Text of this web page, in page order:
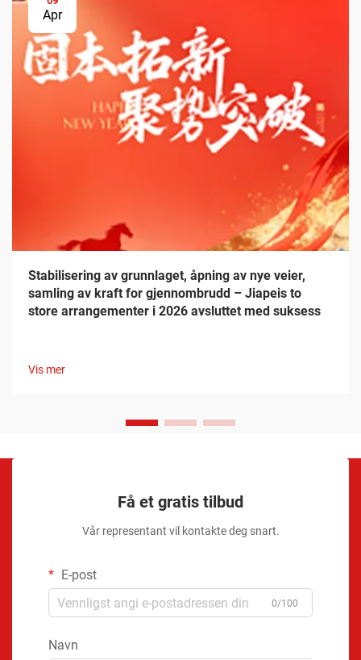
Apr
Stabilisering av grunnlaget, åpning av nye veier,
samling av kraft for gjennombrudd – Jiapeis to
store arrangementer i 2026 avsluttet med suksess
Vis mer
Få et gratis tilbud
Vår representant vil kontakte deg snart.
E-post
0/100
Navn